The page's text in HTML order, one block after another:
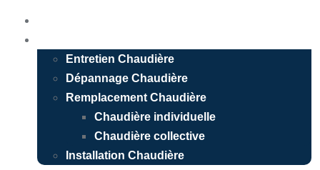
Entretien Chaudière
Dépannage Chaudière
Remplacement Chaudière
Chaudière individuelle
Chaudière collective
Installation Chaudière